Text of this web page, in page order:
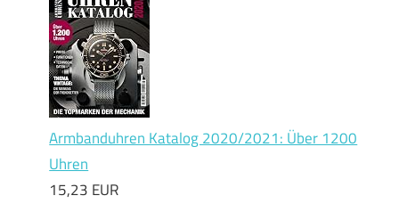
Armbanduhren Katalog 2020/2021: Über 1200
Uhren
15,23 EUR